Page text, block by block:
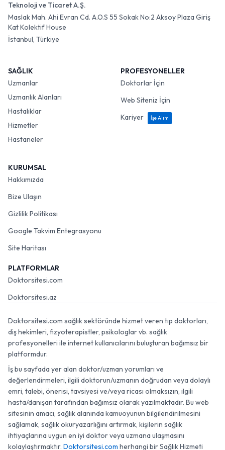
Teknoloji ve Ticaret A.Ş.
Maslak Mah. Ahi Evran Cd. A.O.S 55 Sokak No:2 Aksoy Plaza Giriş
Kat Kolektif House
İstanbul, Türkiye
SAĞLIK
Uzmanlar
Uzmanlık Alanları
Hastalıklar
Hizmetler
Hastaneler
PROFESYONELLER
Doktorlar İçin
Web Siteniz İçin
Kariyer
İşe Alım
KURUMSAL
Hakkımızda
Bize Ulaşın
Gizlilik Politikası
Google Takvim Entegrasyonu
Site Haritası
PLATFORMLAR
Doktorsitesi.com
Doktorsitesi.az
Doktorsitesi.com sağlık sektöründe hizmet veren tıp doktorları,
diş hekimleri, fizyoterapistler, psikologlar vb. sağlık
profesyonelleri ile internet kullanıcılarını buluşturan bağımsız bir
platformdur.
İş bu sayfada yer alan doktor/uzman yorumları ve
değerlendirmeleri, ilgili doktorun/uzmanın doğrudan veya dolaylı
emri, talebi, önerisi, tavsiyesi ve/veya ricası olmaksızın, ilgili
hasta/danışan tarafından bağımsız olarak yazılmaktadır. Bu web
sitesinin amacı, sağlık alanında kamuoyunun bilgilendirilmesini
sağlamak, sağlık okuryazarlığını artırmak, kişilerin sağlık
ihtiyaçlarına uygun en iyi doktor veya uzmana ulaşmasını
kolaylaştırmaktır. Doktorsitesi.com herhangi bir Sağlık Hizmeti